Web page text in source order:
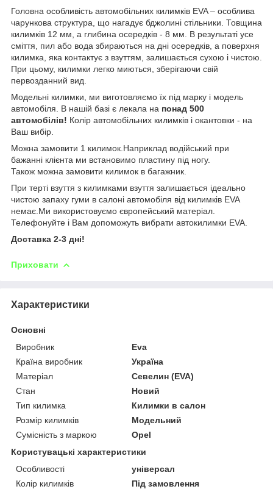
Головна особливість автомобільних килимків EVA – особлива
чарункова структура, що нагадує бджолині стільники. Товщина
килимків 12 мм, а глибина осередків - 8 мм. В результаті усе
сміття, пил або вода збираються на дні осередків, а поверхня
килимка, яка контактує з взуттям, залишається сухою і чистою.
При цьому, килимки легко миються, зберігаючи свій
первозданний вид.
Модельні килимки, ми виготовляємо їх під марку і модель
автомобіля. В нашій базі є лекала на понад 500
автомобілів! Колір автомобільних килимків і окантовки - на
Ваш вибір.
Можна замовити 1 килимок.Наприклад водійський при
бажанні клієнта ми встановимо пластину під ногу.
Також можна замовити килимок в багажник.
При терті взуття з килимками взуття залишається ідеально
чистою запаху гуми в салоні автомобіля від килимків EVA
немає.Ми використовуємо європейський матеріал.
Телефонуйте і Вам допоможуть вибрати автокилимки EVA.
Доставка 2-3 дні!
Приховати
Характеристики
Основні
Виробник
Eva
Країна виробник
Україна
Матеріал
Севелин (EVA)
Стан
Новий
Тип килимка
Килимки в салон
Розмір килимків
Модельний
Сумісність з маркою
Opel
Користувацькi характеристики
Особливості
універсал
Колір килимків
Під замовлення